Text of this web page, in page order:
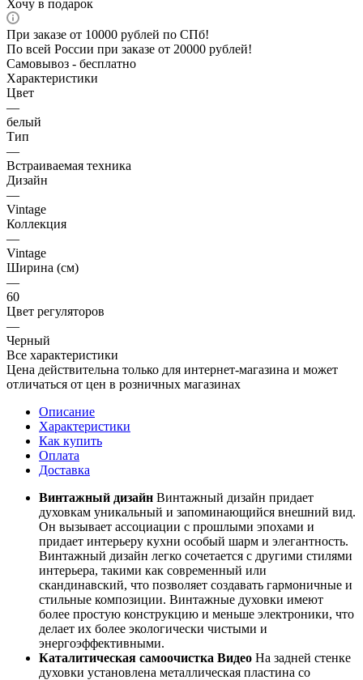
Хочу в подарок
При заказе от 10000 рублей по СПб!
По всей России при заказе от 20000 рублей!
Самовывоз - бесплатно
Характеристики
Цвет
—
белый
Тип
—
Встраиваемая техника
Дизайн
—
Vintage
Коллекция
—
Vintage
Ширина (см)
—
60
Цвет регуляторов
—
Черный
Все характеристики
Цена действительна только для интернет-магазина и может
отличаться от цен в розничных магазинах
Описание
Характеристики
Как купить
Оплата
Доставка
Винтажный дизайн Винтажный дизайн придает
духовкам уникальный и запоминающийся внешний вид.
Он вызывает ассоциации с прошлыми эпохами и
придает интерьеру кухни особый шарм и элегантность.
Винтажный дизайн легко сочетается с другими стилями
интерьера, такими как современный или
скандинавский, что позволяет создавать гармоничные и
стильные композиции. Винтажные духовки имеют
более простую конструкцию и меньше электроники, что
делает их более экологически чистыми и
энергоэффективными.
Каталитическая самоочистка Видео На задней стенке
духовки установлена металлическая пластина со